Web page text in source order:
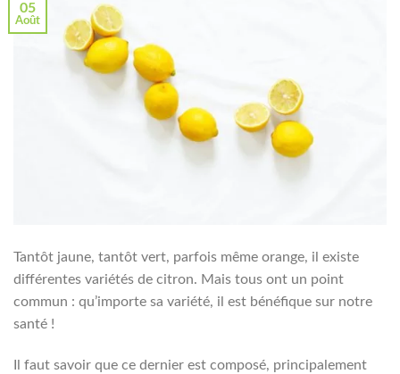
05
Août
Tantôt jaune, tantôt vert, parfois même orange, il existe
différentes variétés de citron. Mais tous ont un point
commun : qu’importe sa variété, il est bénéfique sur notre
santé !
Il faut savoir que ce dernier est composé, principalement